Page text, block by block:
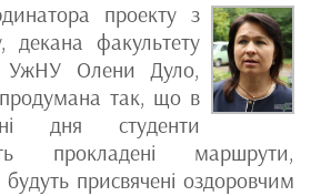
проекту з
декана факультету
УжНУ Олени Дуло,
так, що в
дня студенти
прокладені маршрути,
будуть присвячені оздоровчим